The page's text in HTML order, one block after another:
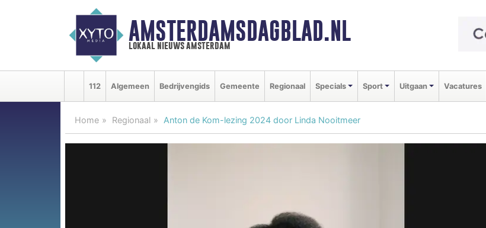
AMSTERDAMSDAGBLAD.NL
lokaal nieuws amsterdam
112 Algemeen Bedrijvengids Gemeente Regionaal Specials Sport Uitgaan Vacatures
Home Regionaal Anton de Kom-lezing 2024 door Linda Nooitmeer